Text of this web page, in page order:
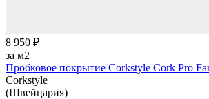
8 950 ₽
за м2
Пробковое покрытие Corkstyle Cork Pro
Corkstyle
(Швейцария)